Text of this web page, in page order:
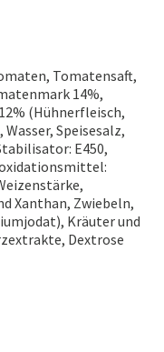
Tomatensaft,
14%,
(Hühnerfleisch,
Speisesalz,
E450,
Xanthan, Zwiebeln,
Kräuter und
Dextrose